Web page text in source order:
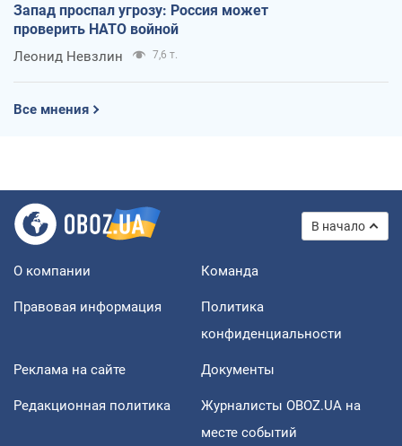
Запад проспал угрозу: Россия может
проверить НАТО войной
Леонид Невзлин 7,6 т.
Все мнения
В начало
О компании Команда
Правовая информация
Политика
конфиденциальности
Реклама на сайте Документы
Редакционная политика
Журналисты OBOZ.UA на
месте событий